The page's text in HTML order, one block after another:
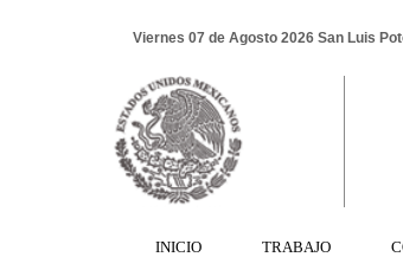
Viernes 07 de Agosto 2026 San Luis
INICIO TRABAJO